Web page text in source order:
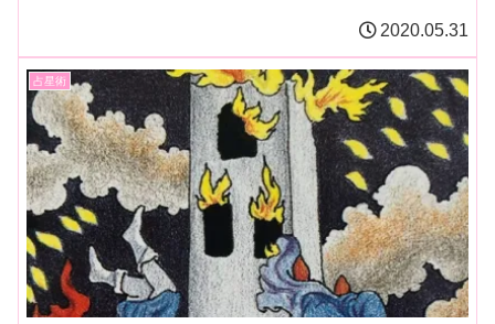
2020.05.31
占星術